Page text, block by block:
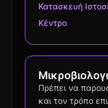
Κατασκευή
Κέντρο
Πρέπει να
και τον τρόπο